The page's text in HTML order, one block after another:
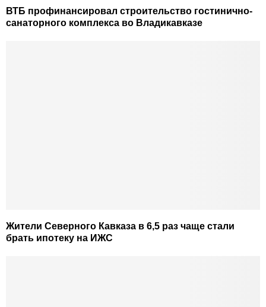
ВТБ профинансировал строительство гостинично-
санаторного комплекса во Владикавказе
Жители Северного Кавказа в 6,5 раз чаще стали
брать ипотеку на ИЖС